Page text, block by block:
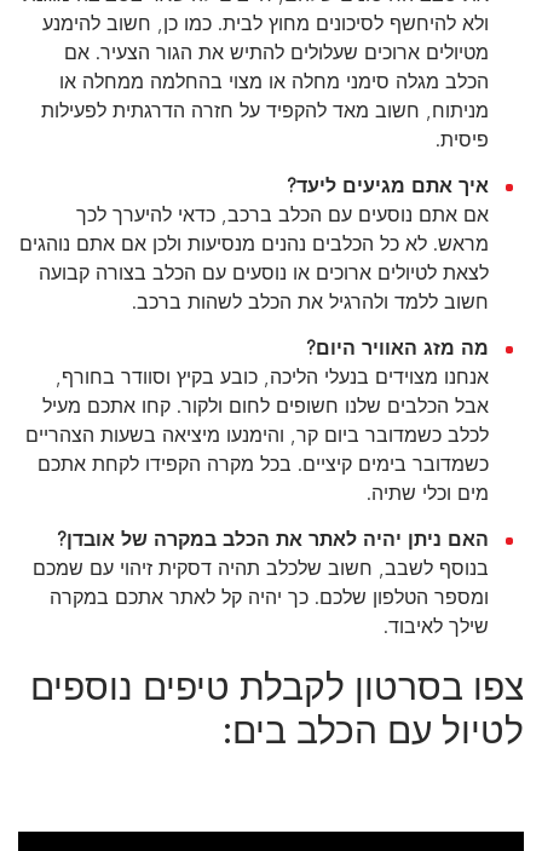
ולא להיחשף לסיכונים מחוץ לבית. כמו כן, חשוב להימנע
מטיולים ארוכים שעלולים להתיש את הגור הצעיר. אם
הכלב מגלה סימני מחלה או מצוי בהחלמה ממחלה או
מניתוח, חשוב מאד להקפיד על חזרה הדרגתית לפעילות
פיסית.
איך אתם מגיעים ליעד?
אם אתם נוסעים עם הכלב ברכב, כדאי להיערך לכך
מראש. לא כל הכלבים נהנים מנסיעות ולכן אם אתם נוהגים
לצאת לטיולים ארוכים או נוסעים עם הכלב בצורה קבועה
חשוב ללמד ולהרגיל את הכלב לשהות ברכב.
מה מזג האוויר היום?
אנחנו מצוידים בנעלי הליכה, כובע בקיץ וסוודר בחורף,
אבל הכלבים שלנו חשופים לחום ולקור. קחו אתכם מעיל
לכלב כשמדובר ביום קר, והימנעו מיציאה בשעות הצהריים
כשמדובר בימים קיציים. בכל מקרה הקפידו לקחת אתכם
מים וכלי שתיה.
האם ניתן יהיה לאתר את הכלב במקרה של אובדן?
בנוסף לשבב, חשוב שלכלב תהיה דסקית זיהוי עם שמכם
ומספר הטלפון שלכם. כך יהיה קל לאתר אתכם במקרה
שילך לאיבוד.
צפו בסרטון לקבלת טיפים נוספים
לטיול עם הכלב בים: